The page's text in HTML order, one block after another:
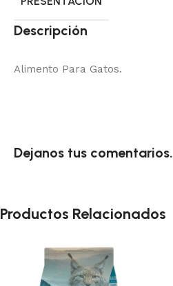
Descripción
Alimento Para Gatos.
Dejanos tus comentarios.
Productos Relacionados